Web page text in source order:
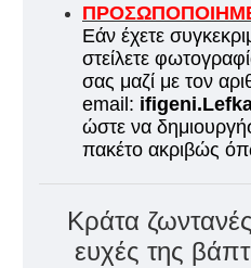
Εάν έχετε
στείλετε
σας μαζί με τον
email:
ώστε να
πακέτο ακριβώς
Κράτα
ευχές της